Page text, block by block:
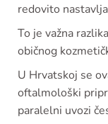
redovito
To je važna
običnog
U Hrvatskoj se
oftalmološki
paralelni uvozi